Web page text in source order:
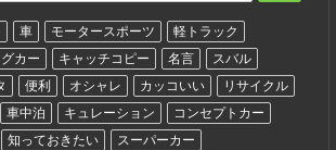
車 モータースポーツ
軽トラック
カー キャッチコピー 名言
スバル
便利 オシャレ カッコいい
リサイクル
車中泊 キュレーション
コンセプトカー
知っておきたい
スーパーカー